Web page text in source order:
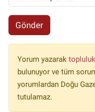
Gönder
Yorum yazarak topluluk
bulunuyor ve tüm
yorumlardan Doğu
tutulamaz.